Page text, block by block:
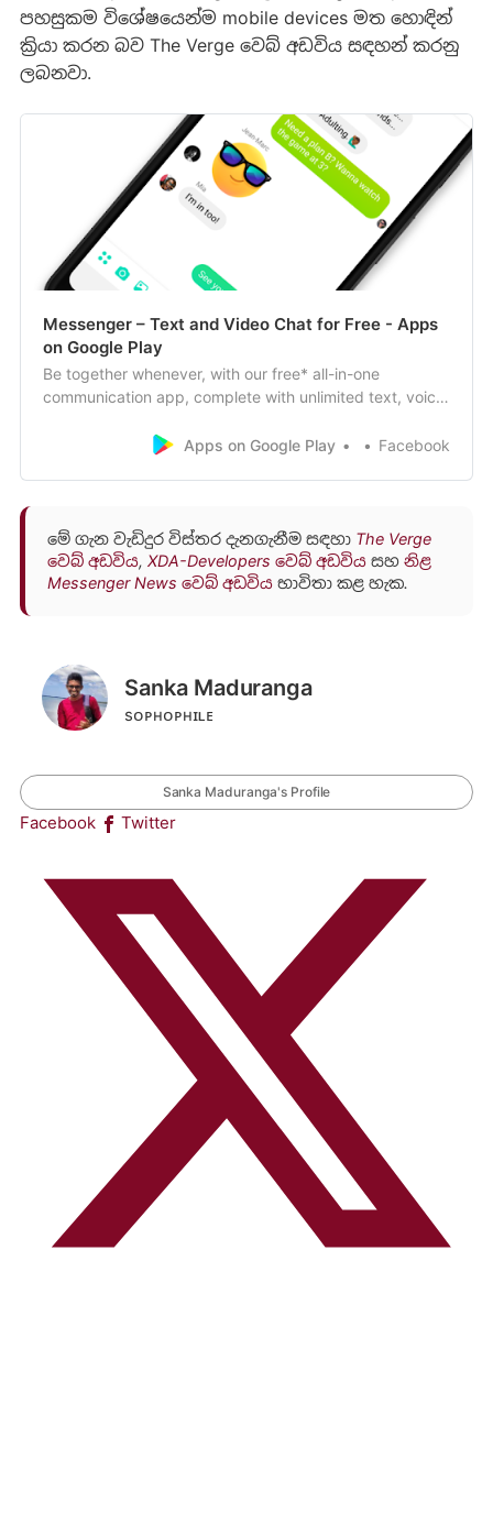
පහසුකම විශේෂයෙන්ම mobile devices මත හොඳින්
ක්‍රියා කරන බව The Verge වෙබ් අඩවිය සඳහන් කරනු
ලබනවා.
Messenger – Text and Video Chat for Free - Apps
on Google Play
Be together whenever, with our free* all-in-one
communication app, complete with unlimited text, voice,
your messages and contacts to your Android phone and
Apps on Google Play Facebook
මේ ගැන වැඩිදුර විස්තර දැනගැනීම සඳහා The Verge
වෙබ් අඩවිය, XDA-Developers වෙබ් අඩවියසහ නිළ
Messenger News වෙබ් අඩවියභාවිතා කළ හැක.
Sanka Maduranga
sᴏᴘʜᴏᴘʜɪʟᴇ
Sanka Maduranga's Profile
Facebook Twitter